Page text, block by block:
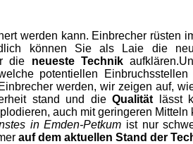
werden kann. Einbrecher rüsten
können Sie als Laie die
die neueste Technik
potentiellen Einbruchsstellen
werden, wir zeigen auf,
stand und dieQualität lässt
auch mit geringeren Mitteln
in Emden-Petkum ist nur
auf dem aktuellen Stand der